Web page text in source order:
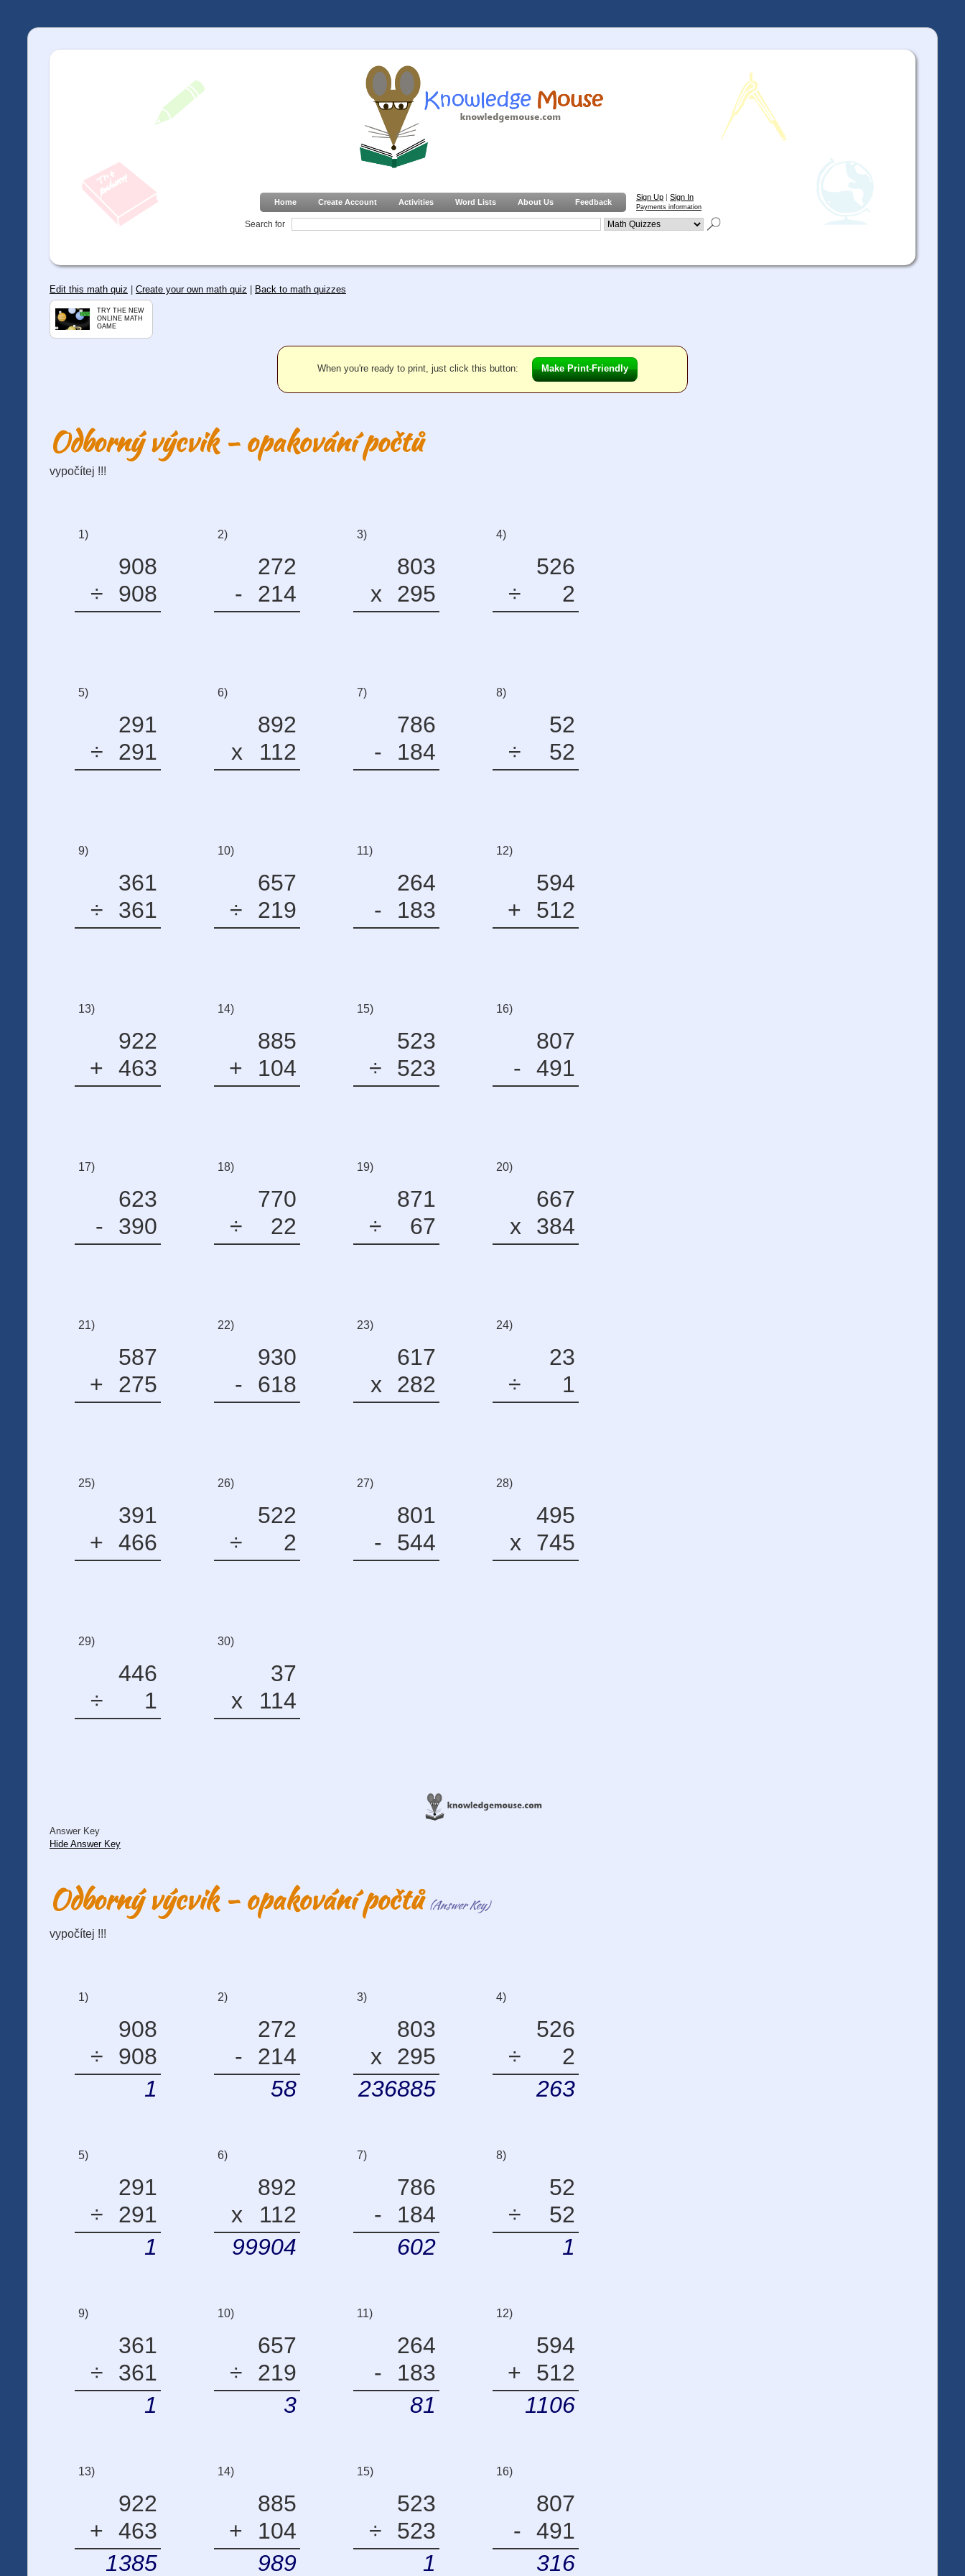
Home Create Account Activities Word Lists About Us Feedback
Sign Up | Sign In
Payments information
Search for
Edit this math quiz Create your own math quiz Back to math quizzes
TRY THE NEW
ONLINE MATH
GAME
When you're ready to print, just click this button: Make Print-Friendly
Odborný výcvik - opakování počtů
vypočítej !!!
1)
908
÷
908
2)
272
-
214
3)
803
x
295
4)
526
÷
2
5)
291
÷
291
6)
892
x
112
7)
786
-
184
8)
52
÷
52
9)
361
÷
361
10)
657
÷
219
11)
264
-
183
12)
594
+
512
13)
922
+
463
14)
885
+
104
15)
523
÷
523
16)
807
-
491
17)
623
-
390
18)
770
÷
22
19)
871
÷
67
20)
667
x
384
21)
587
+
275
22)
930
-
618
23)
617
x
282
24)
23
÷
1
25)
391
+
466
26)
522
÷
2
27)
801
-
544
28)
495
x
745
29)
446
÷
1
30)
37
x
114
Answer Key
Hide Answer Key
Odborný výcvik - opakování počtů (Answer Key)
vypočítej !!!
1)
908
÷
908
1
2)
272
-
214
58
3)
803
x
295
236885
4)
526
÷
2
263
5)
291
÷
291
1
6)
892
x
112
99904
7)
786
-
184
602
8)
52
÷
52
1
9)
361
÷
361
1
10)
657
÷
219
3
11)
264
-
183
81
12)
594
+
512
1106
13)
922
+
463
1385
14)
885
+
104
989
15)
523
÷
523
1
16)
807
-
491
316